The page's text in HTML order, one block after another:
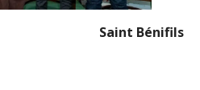
Saint Bénifils